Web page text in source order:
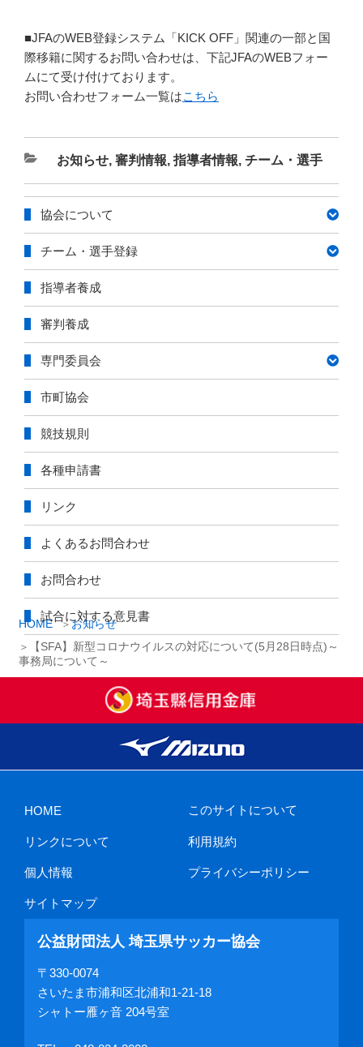
HOME
お知らせ
【SFA】新型コロナウイルスの対応について(5月28日時点)～
事務局について～
■JFAのWEB登録システム「KICK OFF」関連の一部と国
際移籍に関するお問い合わせは、下記JFAのWEBフォー
ムにて受け付けております。
お問い合わせフォーム一覧はこちら
カ
テ
リ
お知らせ, 審判情報, 指導者情報, チーム・選手
協会について
チーム・選手登録
指導者養成
審判養成
専門委員会
市町協会
競技規則
各種申請書
リンク
よくあるお問合わせ
お問合わせ
試合に対する意見書
HOME このサイトについて
リンクについて 利用規約
個人情報 プライバシーポリシー
サイトマップ
公益財団法人 埼玉県サッカー協会
〒330-0074
さいたま市浦和区北浦和1-21-18
シャトー雁ヶ音 204号室